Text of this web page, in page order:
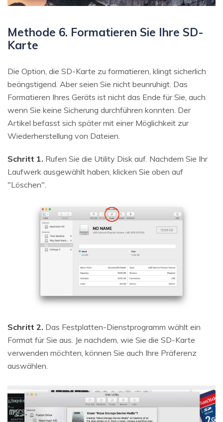
Methode 6. Formatieren Sie Ihre SD-
Karte
Die Option, die SD-Karte zu formatieren, klingt sicherlich
beängstigend. Aber seien Sie nicht beunruhigt. Das
Formatieren Ihres Geräts ist nicht das Ende für Sie, auch
wenn Sie keine Sicherung durchführen konnten. Der
Artikel befasst sich später mit einer Möglichkeit zur
Wiederherstellung von Dateien.
Schritt 1. Rufen Sie die Utility Disk auf. Nachdem Sie Ihr
Laufwerk ausgewählt haben, klicken Sie oben auf
"Löschen".
Schritt 2. Das Festplatten-Dienstprogramm wählt ein
Format für Sie aus. Je nachdem, wie Sie die SD-Karte
verwenden möchten, können Sie auch Ihre Präferenz
auswählen.